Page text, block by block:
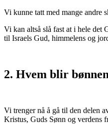
Vi kunne tatt med mange andre
Vi kan altså slå fast at i hele det
til Israels Gud, himmelens og
2. Hvem blir
Vi trenger nå å gå til den delen
Kristus, Guds Sønn og verdens